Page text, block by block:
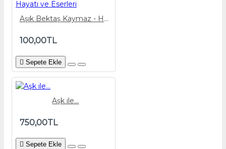
Aşık Bektaş Kaymaz - Hayatı ve Eserleri
100,00TL
Sepete Ekle
Aşk ile...
750,00TL
Sepete Ekle